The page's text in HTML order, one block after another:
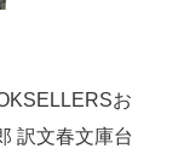
お
訳文春文庫台